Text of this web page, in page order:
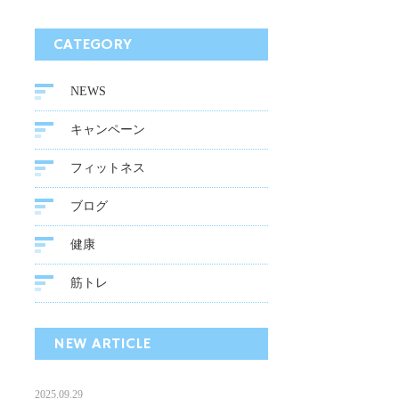
CATEGORY
NEWS
キャンペーン
フィットネス
ブログ
健康
筋トレ
NEW ARTICLE
2025.09.29